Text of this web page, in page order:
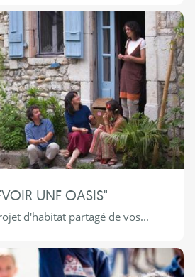
UNE OASIS"
d'habitat partagé de vos...